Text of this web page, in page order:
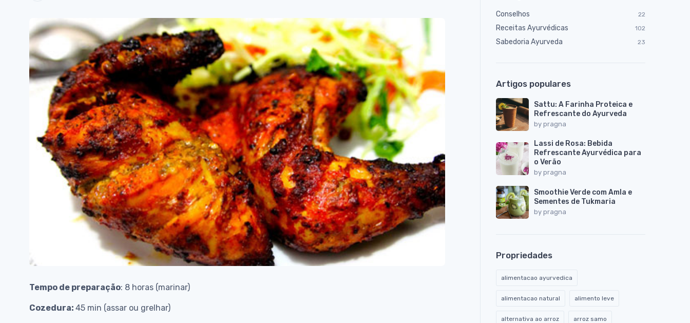
Tempo de preparação: 8 horas (marinar)
Cozedura: 45 min (assar ou grelhar)
Conselhos 22
Receitas Ayurvédicas 102
Sabedoria Ayurveda 23
Artigos populares
Sattu: A Farinha Proteica e
Refrescante do Ayurveda
by pragna
Lassi de Rosa: Bebida
Refrescante Ayurvédica para
o Verão
by pragna
Smoothie Verde com Amla e
Sementes de Tukmaria
by pragna
Propriedades
alimentacao ayurvedica
alimentacao natural alimento leve
alternativa ao arroz arroz samo